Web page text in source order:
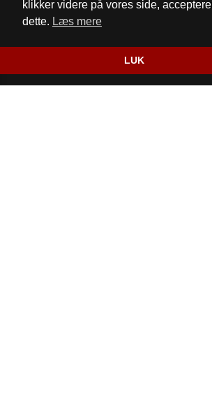
klikker videre på vores side,
dette. Læs mere
LUK